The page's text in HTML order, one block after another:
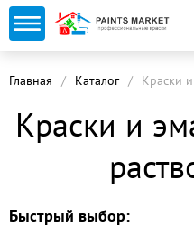
Главная Каталог Краски
Краски и
Быстрый выбор: